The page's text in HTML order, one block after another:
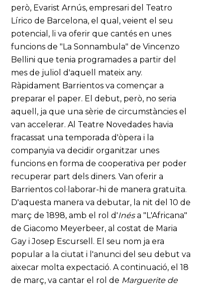
però, Evarist Arnús, empresari del Teatro
Lírico de Barcelona, el qual, veient el seu
potencial, li va oferir que cantés en unes
funcions de "La Sonnambula" de Vincenzo
Bellini que tenia programades a partir del
mes de juliol d'aquell mateix any.
Ràpidament Barrientos va començar a
preparar el paper. El debut, però, no seria
aquell, ja que una sèrie de circumstàncies el
van accelerar. Al Teatre Novedades havia
fracassat una temporada d'òpera i la
companyia va decidir organitzar unes
funcions en forma de cooperativa per poder
recuperar part dels diners. Van oferir a
Barrientos col·laborar-hi de manera gratuïta.
D'aquesta manera va debutar, la nit del 10 de
març de 1898, amb el rol d'Inésa "L'Africana"
de Giacomo Meyerbeer, al costat de Maria
Gay i Josep Escursell. El seu nom ja era
popular a la ciutat i l'anunci del seu debut va
aixecar molta expectació. A continuació, el 18
de març, va cantar el rol de Marguerite de